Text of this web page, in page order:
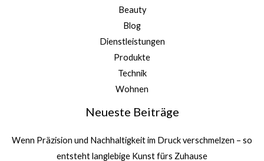
Beauty
Blog
Dienstleistungen
Produkte
Technik
Wohnen
Neueste Beiträge
Wenn Präzision und Nachhaltigkeit im Druck verschmelzen – so
entsteht langlebige Kunst fürs Zuhause